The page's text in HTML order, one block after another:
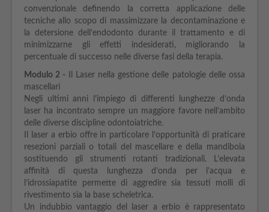
convenzionale definendo la corretta applicazione delle
tecniche allo scopo di massimizzare la decontaminazione e
la detersione dell’endodonto durante il trattamento e di
minimizzarne gli effetti indesiderati, migliorando la
percentuale di successo nelle diverse fasi della terapia.
Modulo 2 -
Il Laser nella gestione delle patologie delle ossa
mascellari
Negli ultimi anni l’impiego di differenti lunghezze d’onda
laser ha incontrato sempre un maggiore favore nell’ambito
delle diverse discipline odontoiatriche.
Il laser a erbio offre in particolare l’opportunità di praticare
resezioni parziali o totali del mascellare e della mandibola
sostituendo gli strumenti rotanti tradizionali. L’elevata
affinità di questa lunghezza d’onda per l’acqua e
l’idrossiapatite permette di aggredire sia tessuti molli di
rivestimento sia la base scheletrica.
Un indubbio vantaggio del laser a erbio è rappresentato